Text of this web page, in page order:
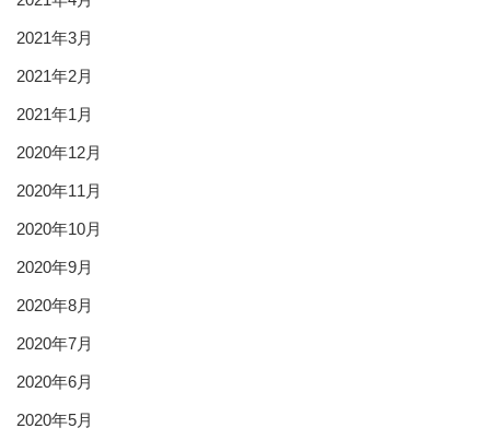
2021年3月
2021年2月
2021年1月
2020年12月
2020年11月
2020年10月
2020年9月
2020年8月
2020年7月
2020年6月
2020年5月